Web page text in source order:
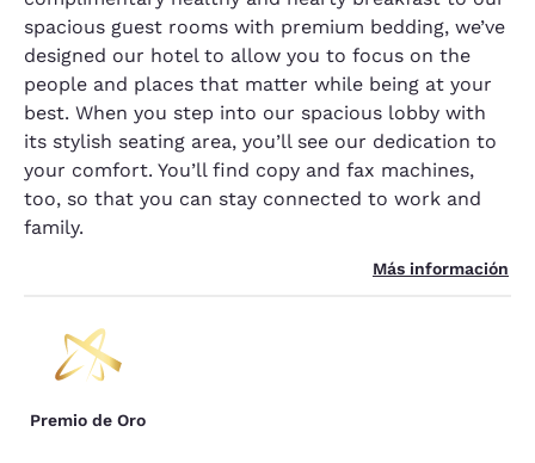
spacious guest rooms with premium bedding, we’ve
designed our hotel to allow you to focus on the
people and places that matter while being at your
best. When you step into our spacious lobby with
its stylish seating area, you’ll see our dedication to
your comfort. You’ll find copy and fax machines,
too, so that you can stay connected to work and
family.
Más información
Premio de Oro